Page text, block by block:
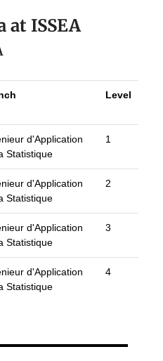
at ISSEA
Level
d'Application
Statistique
1
d'Application
Statistique
2
d'Application
Statistique
3
d'Application
Statistique
4